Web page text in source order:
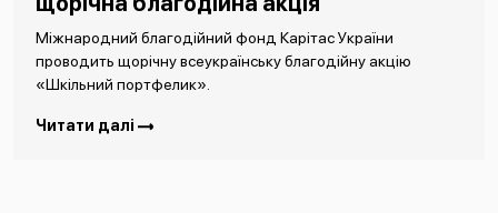
Міжнародний благодійний фонд Карітас України
проводить щорічну всеукраїнську благодійну акцію
«Шкільний портфелик».
Читати далі